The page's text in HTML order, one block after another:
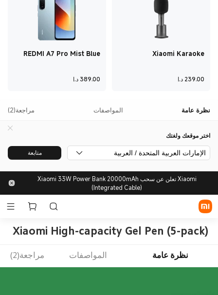
Xiaomi Karaoke
239.00 د.إ
REDMI A7 Pro Mist Blue
389.00 د.إ
نظرة عامة المواصفات مراجعة(2)